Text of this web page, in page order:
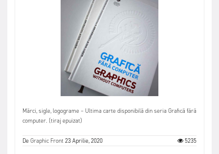
Mărci, sigle, logograme – Ultima carte disponibilă din seria Grafică fără
computer. (tiraj epuizat)
DeGraphic Front23 Aprilie, 2020 5235